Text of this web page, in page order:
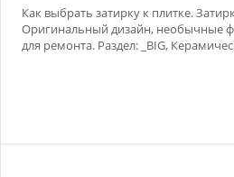
Как выбрать затирку к плитке.
Оригинальный дизайн, необычные
для ремонта. Раздел: _BIG,